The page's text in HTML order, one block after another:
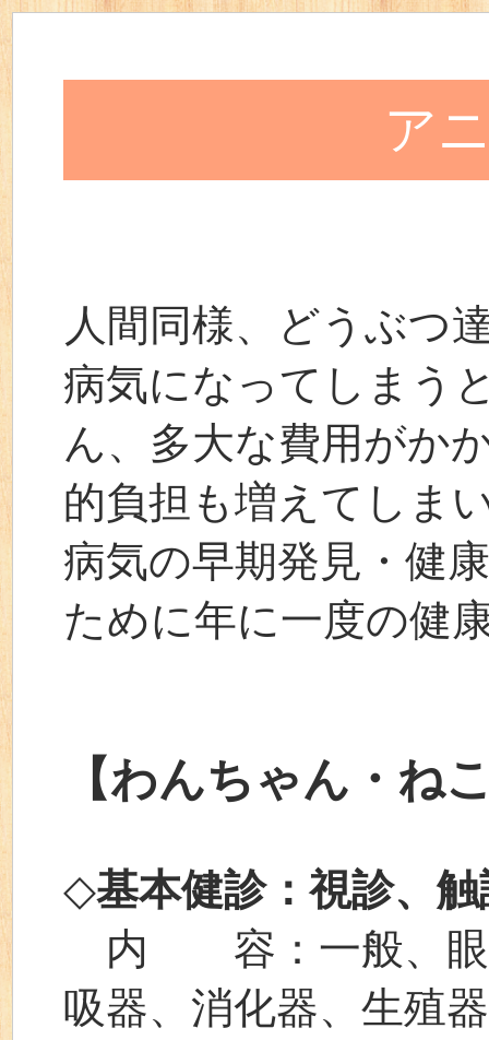
ア
人間同様、どうぶつ
病気になってしまう
ん、多大な費用がか
的負担も増えてしま
病気の早期発見・健
ために年に一度の健
【わんちゃん・ね
◇基本健診：視診、
内 容：一般、眼
吸器、消化器、生殖